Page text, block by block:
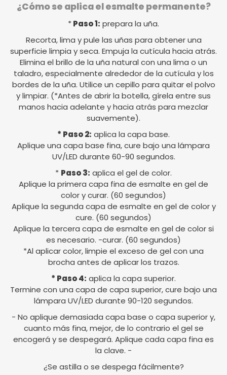
¿Cómo se aplica el esmalte permanente?
*Paso 1: prepara la uña.
Recorta, lima y pule las uñas para obtener una
superficie limpia y seca. Empuja la cutícula hacia atrás.
Elimina el brillo de la uña natural con una lima o un
taladro, especialmente alrededor de la cutícula y los
bordes de la uña. Utilice un cepillo para quitar el polvo
y limpiar. (*Antes de abrir la botella, gírela entre sus
manos hacia adelante y hacia atrás para mezclar
suavemente).
* Paso 2: aplica la capa base.
Aplique una capa base fina, cure bajo una lámpara
UV/LED durante 60-90 segundos.
* Paso 3: aplica el gel de color.
Aplique la primera capa fina de esmalte en gel de
color y curar. (60 segundos)
Aplique la segunda capa de esmalte en gel de color y
cure. (60 segundos)
Aplique la tercera capa de esmalte en gel de color si
es necesario. -curar. (60 segundos)
*Al aplicar color, limpie el exceso de gel con una
brocha antes de aplicar los trazos.
* Paso 4: aplica la capa superior.
Termine con una capa de capa superior, cure bajo una
lámpara UV/LED durante 90-120 segundos.
- No aplique demasiada capa base o capa superior y,
cuanto más fina, mejor, de lo contrario el gel se
encogerá y se despegará. Aplique cada capa fina es
la clave. -
¿Se astilla o se despega fácilmente?